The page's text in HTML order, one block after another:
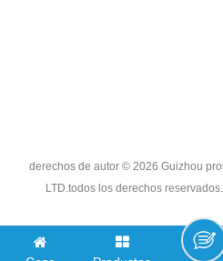
derechos de autor © 2026 Guizhou
LTD.todos los derechos